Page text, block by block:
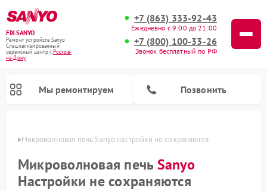
FIX-SANYO
Ремонт устройств Sanyo
Специализированный
cервисный центр г.Ростов-
на-Дону
+7 (863) 333-92-43
Ежедневно с 9:00 до 21:00
+7 (800) 100-33-26
Звонок бесплатный по РФ
Мы ремонтируем Позвонить
Микроволновая печь Sanyo настройки не сохраняются
Микроволновая печьSanyo
Настройки не сохраняются